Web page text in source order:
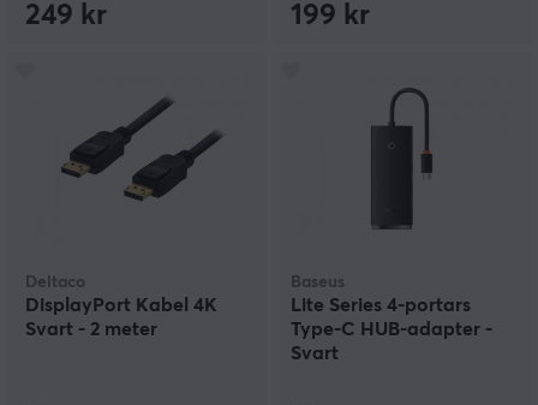
249 kr 199 kr
Deltaco
DisplayPort Kabel 4K
Svart - 2 meter
Baseus
Lite Series 4-portars
Type-C HUB-adapter -
Svart